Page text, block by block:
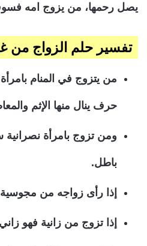
يصل رحمها، من يزوج امه
تفسير حلم الزواج من
من يتزوج في المنام
حرف ينال منها الإثم
ومن تزوج بامرأة
باطل.
إذا رأى زواجه من
إذا تزوج من زانية فهو